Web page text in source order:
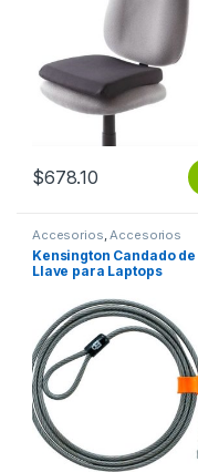
$678.10
Accesorios Accesorios
Escritorio
Kensington Candado de
Llave para Laptops
Metros, Negro P/LAPTOP
5MM 1.8MT 2 LLAVES